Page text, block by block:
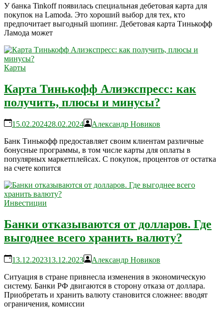
У банка Tinkoff появилась специальная дебетовая карта для
покупок на Lamoda. Это хороший выбор для тех, кто
предпочитает выгодный шопинг. Дебетовая карта Тинькофф
Ламода может
Карты
Карта Тинькофф Алиэкспресс: как
получить, плюсы и минусы?
15.02.202428.02.2024
Александр Новиков
Банк Тинькофф предоставляет своим клиентам различные
бонусные программы, в том числе карты для оплаты в
популярных маркетплейсах. С покупок, процентов от остатка
на счете копится
Инвестиции
Банки отказываются от долларов. Где
выгоднее всего хранить валюту?
13.12.202313.12.2023
Александр Новиков
Ситуация в стране привнесла изменения в экономическую
систему. Банки РФ двигаются в сторону отказа от доллара.
Приобретать и хранить валюту становится сложнее: вводят
ограничения, комиссии